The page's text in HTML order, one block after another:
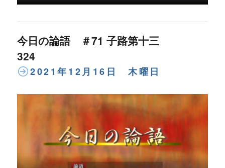
今日の論語 ＃71 子路第十三
324
2021年12月16日 木曜日